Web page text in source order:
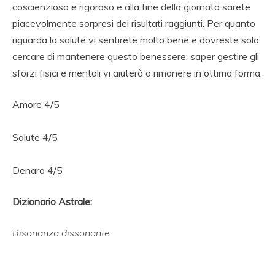
coscienzioso e rigoroso e alla fine della giornata sarete
piacevolmente sorpresi dei risultati raggiunti. Per quanto
riguarda la salute vi sentirete molto bene e dovreste solo
cercare di mantenere questo benessere: saper gestire gli
sforzi fisici e mentali vi aiuterà a rimanere in ottima forma.
Amore 4/5
Salute 4/5
Denaro 4/5
Dizionario Astrale:
Risonanza dissonante: